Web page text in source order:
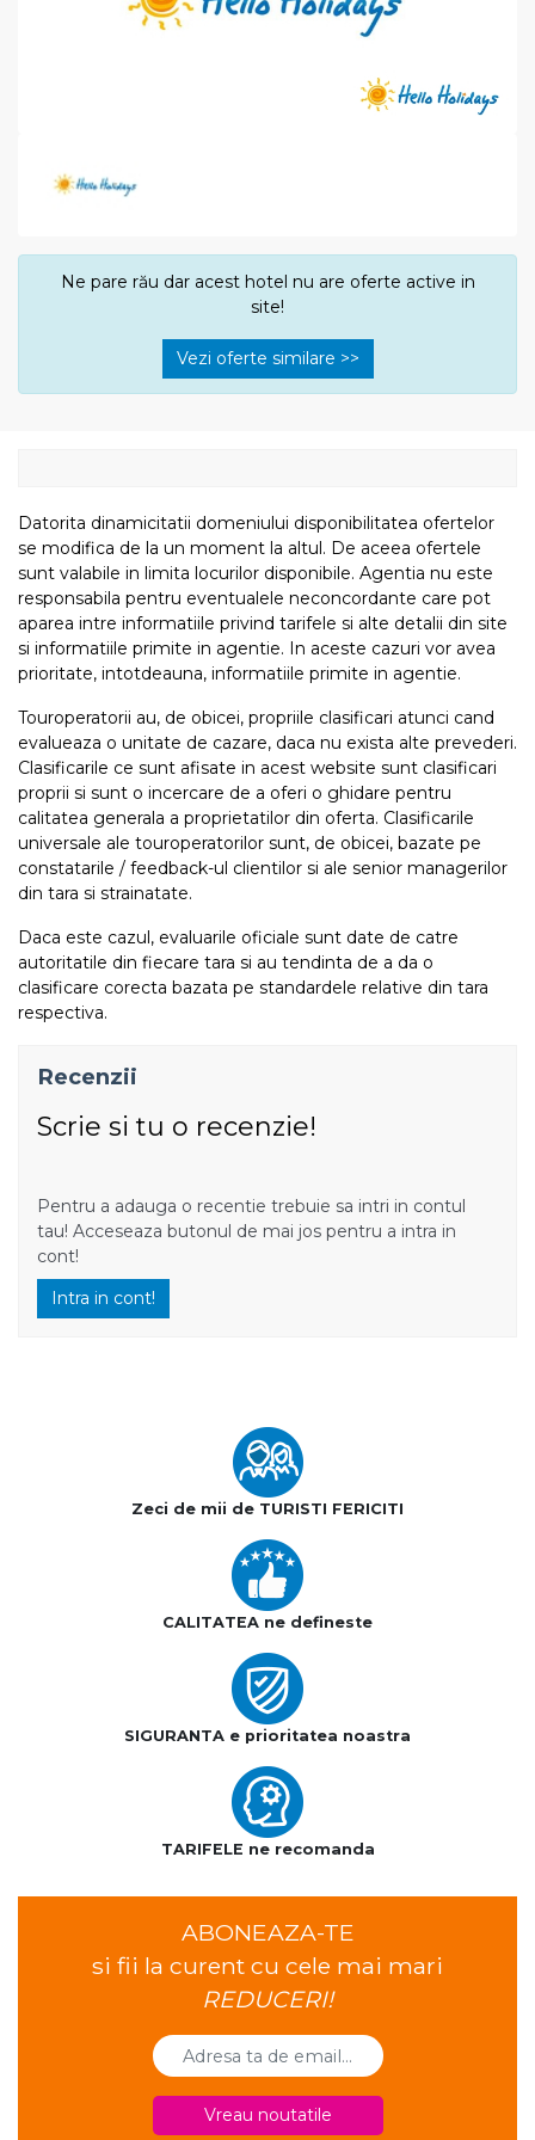
Ne pare rău dar acest hotel nu are oferte active in
site!
Vezi oferte similare >>
Datorita dinamicitatii domeniului disponibilitatea ofertelor
se modifica de la un moment la altul. De aceea ofertele
sunt valabile in limita locurilor disponibile. Agentia nu este
responsabila pentru eventualele neconcordante care pot
aparea intre informatiile privind tarifele si alte detalii din site
si informatiile primite in agentie. In aceste cazuri vor avea
prioritate, intotdeauna, informatiile primite in agentie.
Touroperatorii au, de obicei, propriile clasificari atunci cand
evalueaza o unitate de cazare, daca nu exista alte prevederi.
Clasificarile ce sunt afisate in acest website sunt clasificari
proprii si sunt o incercare de a oferi o ghidare pentru
calitatea generala a proprietatilor din oferta. Clasificarile
universale ale touroperatorilor sunt, de obicei, bazate pe
constatarile / feedback-ul clientilor si ale senior managerilor
din tara si strainatate.
Daca este cazul, evaluarile oficiale sunt date de catre
autoritatile din fiecare tara si au tendinta de a da o
clasificare corecta bazata pe standardele relative din tara
respectiva.
Recenzii
Scrie si tu o recenzie!
Pentru a adauga o recentie trebuie sa intri in contul
tau! Acceseaza butonul de mai jos pentru a intra in
cont!
Intra in cont!
Zeci de mii de TURISTI FERICITI
CALITATEA ne defineste
SIGURANTA e prioritatea noastra
TARIFELE ne recomanda
ABONEAZA-TE
si fii la curent cu cele mai mari
REDUCERI!
Vreau noutatile